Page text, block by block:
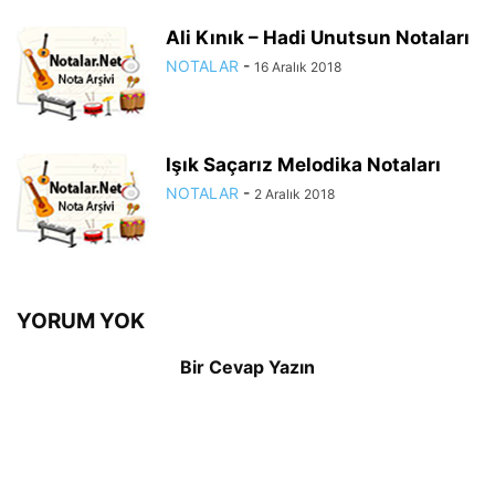
Ali Kınık – Hadi Unutsun Notaları
NOTALAR - 16 Aralık 2018
Işık Saçarız Melodika Notaları
NOTALAR - 2 Aralık 2018
YORUM YOK
Bir Cevap Yazın